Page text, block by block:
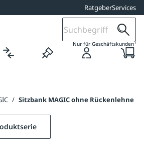
RatgeberServices
Nur für Geschäftskunden1
/ Sitzbank MAGIC ohne Rückenlehne